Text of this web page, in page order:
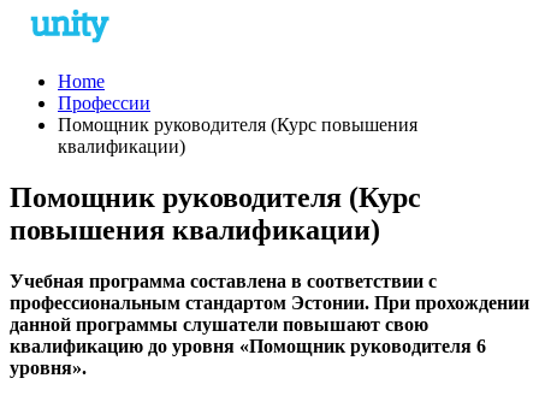
Home
Профессии
Помощник руководителя (Курс повышения
квалификации)
Помощник руководителя (Курс
повышения квалификации)
Учебная программа составлена в соответствии с
професcиональным стандартом Эстонии. При прохождении
данной программы слушатели повышают свою
квалификацию до уровня «Помощник руководителя 6
уровня».